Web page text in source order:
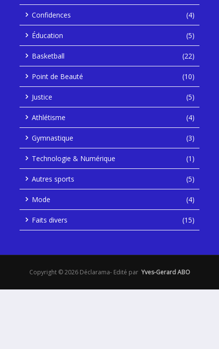
Confidences (4)
Éducation (5)
Basketball (22)
Point de Beauté (10)
Justice (5)
Athlétisme (4)
Gymnastique (3)
Technologie & Numérique (1)
Autres sports (5)
Mode (4)
Faits divers (15)
Copyright © 2026 Déclarama- Edité par Yves-Gerard ABO